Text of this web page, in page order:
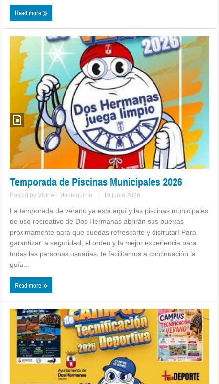
Read more
Temporada de Piscinas Municipales 2026
Posted byVivir en Montequinto | 19 junio 2026
La temporada de verano ya está aquí y las piscinas municipales
de uso recreativo de Dos Hermanas abrirán sus puertas
próximamente para que puedas refrescarte y disfrutar! Para
garantizar la seguridad, el orden y la mejor experiencia para
todas las personas usuarias, te facilitamos a continuación la
guía...
Read more